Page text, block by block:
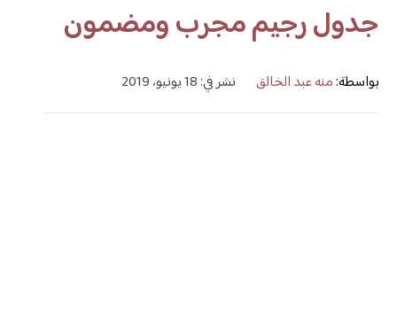
جدول رجيم مجرب ومضمون
بواسطة:منه عبد الخالق نشر في: 18 يونيو، 2019